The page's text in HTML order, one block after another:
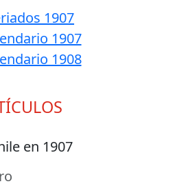
1907
1907
1908
en 1907